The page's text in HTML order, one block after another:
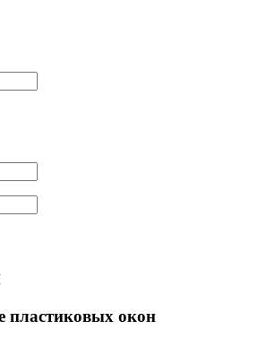
пластиковых окон